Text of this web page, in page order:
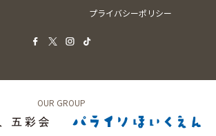
プライバシーポリシー
OUR GROUP